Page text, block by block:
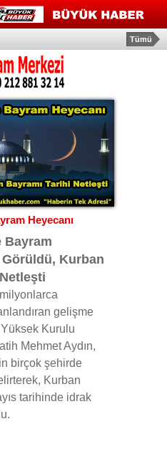
Tümü
Heyecanı
Bayram
Görüldü, Kurban
gelişme
Kurulu
Mehmet Aydın,
birçok şehirde
Kurban
tarihinde idrak